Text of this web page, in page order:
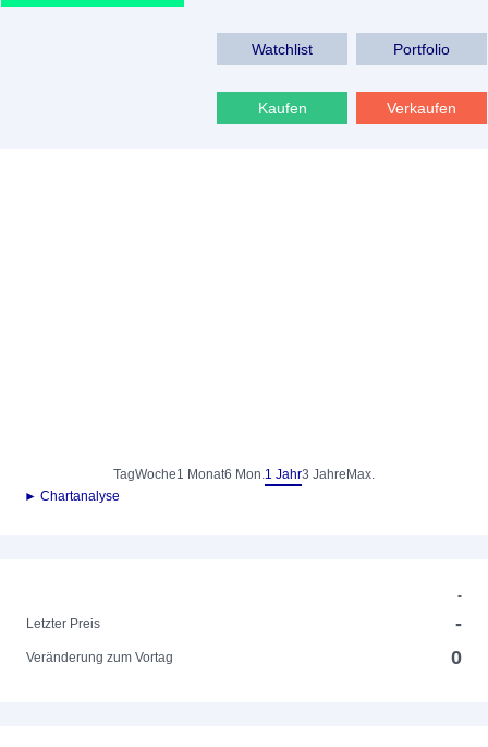
Watchlist Portfolio
Kaufen Verkaufen
TagWoche1 Monat6 Mon.1 Jahr3 Jahre Max.
► Chartanalyse
-
Letzter Preis
-
Veränderung zum Vortag 0